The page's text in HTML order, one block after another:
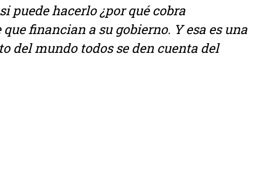
puede hacerlo ¿por qué cobra
financian a su gobierno. Y esa es una
del mundo todos se den cuenta del